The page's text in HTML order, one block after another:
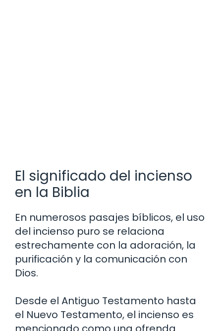
El significado del incienso
en la Biblia
En numerosos pasajes bíblicos, el uso
del incienso puro se relaciona
estrechamente con la adoración, la
purificación y la comunicación con
Dios.
Desde el Antiguo Testamento hasta
el Nuevo Testamento, el incienso es